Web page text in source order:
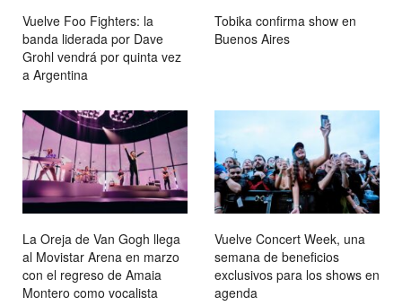
Vuelve Foo Fighters: la
banda liderada por Dave
Grohl vendrá por quinta vez
a Argentina
Tobika confirma show en
Buenos Aires
La Oreja de Van Gogh llega
al Movistar Arena en marzo
con el regreso de Amaia
Montero como vocalista
Vuelve Concert Week, una
semana de beneficios
exclusivos para los shows en
agenda